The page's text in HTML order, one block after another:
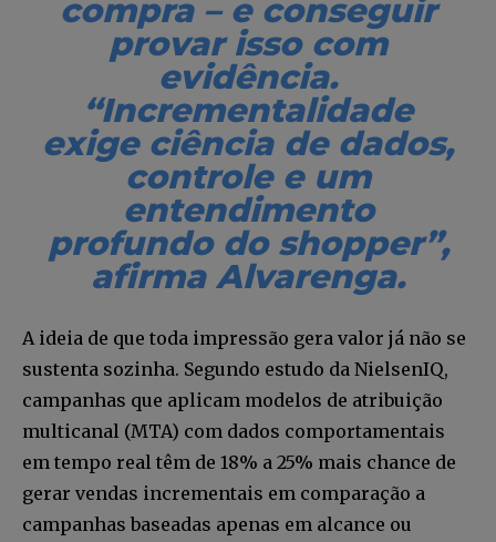
compra – e conseguir
provar isso com
evidência.
“Incrementalidade
exige ciência de dados,
controle e um
entendimento
profundo do shopper”,
afirma Alvarenga.
A ideia de que toda impressão gera valor já não se
sustenta sozinha. Segundo estudo da NielsenIQ,
campanhas que aplicam modelos de atribuição
multicanal (MTA) com dados comportamentais
em tempo real têm de 18% a 25% mais chance de
gerar vendas incrementais em comparação a
campanhas baseadas apenas em alcance ou